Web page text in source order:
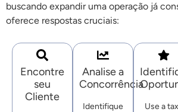
buscando expandir uma operação já
oferece respostas cruciais:
Encontre
seu
Cliente
Analise a
Concorrência
Identifique
Use a